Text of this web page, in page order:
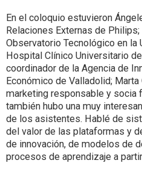
En el coloquio estuvieron
Relaciones Externas de
Observatorio Tecnológico en la
Hospital Clínico Universitario
coordinador de la Agencia de
Económico de Valladolid;
marketing responsable y socia
también hubo una muy
de los asistentes. Hablé de
del valor de las plataformas y
de innovación, de modelos de
procesos de aprendizaje a